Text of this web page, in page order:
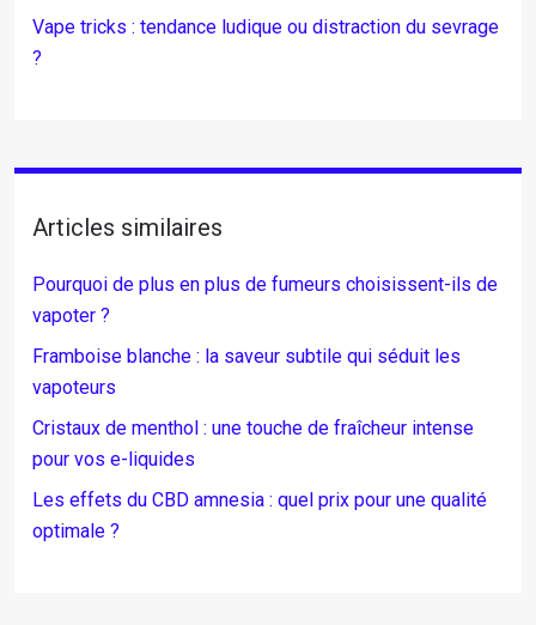
Vape tricks : tendance ludique ou distraction du sevrage
?
Articles similaires
Pourquoi de plus en plus de fumeurs choisissent-ils de
vapoter ?
Framboise blanche : la saveur subtile qui séduit les
vapoteurs
Cristaux de menthol : une touche de fraîcheur intense
pour vos e-liquides
Les effets du CBD amnesia : quel prix pour une qualité
optimale ?